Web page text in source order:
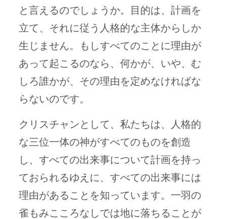
と言えるのでしょうか。目的は、計画を
立て、それに従う人格的な主体からしか
生じません。もしすべてのことに理由が
あって起こるのなら、何かが、いや、む
しろ誰かが、その理由を定めなければな
らないのです。
クリスチャンとして、私たちは、人格的
な三位一体の神がすべてのものを創造
し、すべての出来事について計画を持っ
ておられるゆえに、すべての出来事には
理由があることを知っています。一羽の
雀もみこころなしでは地に落ちることが